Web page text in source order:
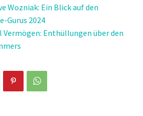
Wozniak: Ein Blick auf den
Gurus 2024
Vermögen: Enthüllungen über den